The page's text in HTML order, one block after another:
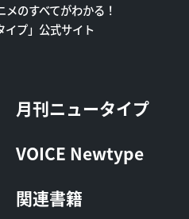
のすべてがわかる！
イプ」公式サイト
月刊ニュータイプ
VOICE Newtype
関連書籍